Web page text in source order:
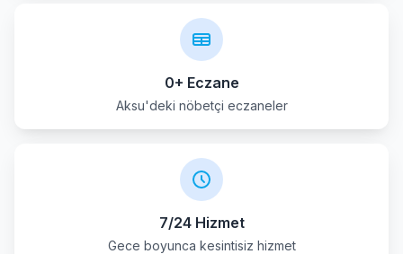
0+ Eczane
Aksu'deki nöbetçi eczaneler
7/24 Hizmet
Gece boyunca kesintisiz hizmet